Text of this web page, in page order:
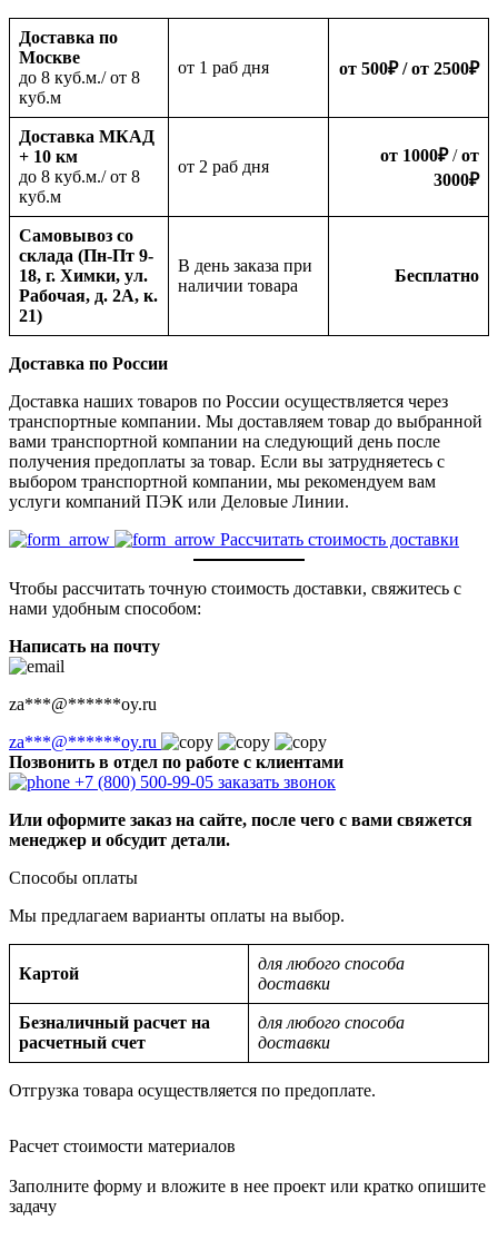
Доставка по
Москве
до 8 куб.м./ от 8
куб.м
oт 1 раб дня от 500₽/ от 2500₽
Доставка МКАД
+ 10 км
до 8 куб.м./ от 8
куб.м
oт 2 раб дня
от 1000₽/от
3000₽
Самовывоз со
склада (Пн-Пт 9-
18, г. Химки, ул.
Рабочая, д. 2А, к.
21)
В день заказа при
наличии товара
Бесплатно
Доставка по России
Доставка наших товаров по России осуществляется через
транспортные компании. Мы доставляем товар до выбранной
вами транспортной компании на следующий день после
получения предоплаты за товар. Если вы затрудняетесь с
выбором транспортной компании, мы рекомендуем вам
услуги компаний ПЭК или Деловые Линии.
Рассчитать стоимость доставки
Чтобы рассчитать точную стоимость доставки, свяжитесь с
нами удобным способом:
Написать на почту
za***@******oy.ru
za***@******oy.ru
Позвонить в отдел по работе с клиентами
+7 (800) 500-99-05 заказать звонок
Или оформите заказ на сайте, после чего с вами свяжется
менеджер и обсудит детали.
Способы оплаты
Мы предлагаем варианты оплаты на выбор.
Картой
для любого способа
доставки
Безналичный расчет на
расчетный счет
для любого способа
доставки
Отгрузка товара осуществляется по предоплате.
Расчет стоимости материалов
Заполните форму и вложите в нее проект или кратко опишите
задачу